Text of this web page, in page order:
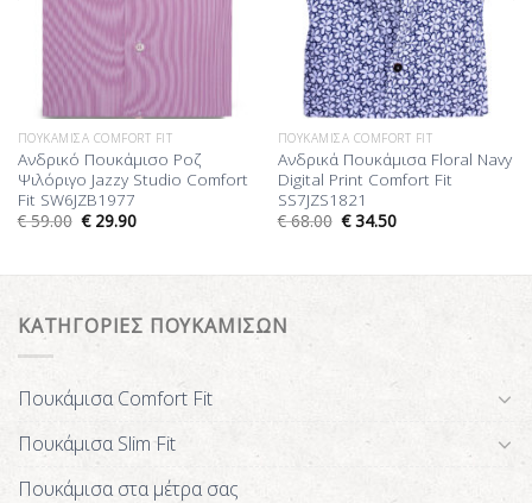
ΠΟΥΚΆΜΙΣΑ COMFORT FIT
Ανδρικό Πουκάμισο Ροζ
Ψιλόριγο Jazzy Studio Comfort
Fit SW6JZB1977
€59.00 €29.90
ΠΟΥΚΆΜΙΣΑ COMFORT FIT
Ανδρικά Πουκάμισα Floral Navy
Digital Print Comfort Fit
SS7JZS1821
€68.00 €34.50
ΚΑΤΗΓΟΡΙΕΣ ΠΟΥΚΑΜΙΣΩΝ
Πουκάμισα Comfort Fit
Πουκάμισα Slim Fit
Πουκάμισα στα μέτρα σας